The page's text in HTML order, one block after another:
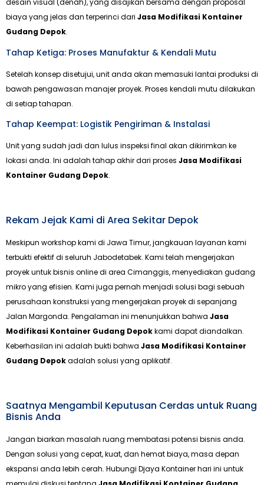
desain visual (denah), yang disajikan bersama dengan proposal
biaya yang jelas dan terperinci dari Jasa Modifikasi Kontainer
Gudang Depok.
Tahap Ketiga: Proses Manufaktur & Kendali Mutu
Setelah konsep disetujui, unit anda akan memasuki lantai produksi di
bawah pengawasan manajer proyek. Proses kendali mutu dilakukan
di setiap tahapan.
Tahap Keempat: Logistik Pengiriman & Instalasi
Unit yang sudah jadi dan lulus inspeksi final akan dikirimkan ke
lokasi anda. Ini adalah tahap akhir dari proses Jasa Modifikasi
Kontainer Gudang Depok.
Rekam Jejak Kami di Area Sekitar Depok
Meskipun workshop kami di Jawa Timur, jangkauan layanan kami
terbukti efektif di seluruh Jabodetabek. Kami telah mengerjakan
proyek untuk bisnis online di area Cimanggis, menyediakan gudang
mikro yang efisien. Kami juga pernah menjadi solusi bagi sebuah
perusahaan konstruksi yang mengerjakan proyek di sepanjang
Jalan Margonda. Pengalaman ini menunjukkan bahwa Jasa
Modifikasi Kontainer Gudang Depokkami dapat diandalkan.
Keberhasilan ini adalah bukti bahwa Jasa Modifikasi Kontainer
Gudang Depokadalah solusi yang aplikatif.
Saatnya Mengambil Keputusan Cerdas untuk Ruang
Bisnis Anda
Jangan biarkan masalah ruang membatasi potensi bisnis anda.
Dengan solusi yang cepat, kuat, dan hemat biaya, masa depan
ekspansi anda lebih cerah. Hubungi Djaya Kontainer hari ini untuk